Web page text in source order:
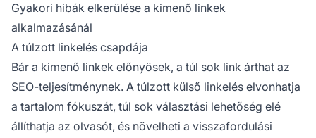
Gyakori hibák elkerülése a kimenő linkek
alkalmazásánál
A túlzott linkelés csapdája
Bár a kimenő linkek előnyösek, a túl sok link árthat az
SEO-teljesítménynek. A túlzott külső linkelés elvonhatja
a tartalom fókuszát, túl sok választási lehetőség elé
állíthatja az olvasót, és növelheti a visszafordulási